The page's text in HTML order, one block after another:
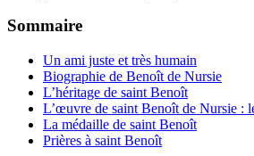
Sommaire
Un ami juste et très humain
Biographie de Benoît de Nursie
L’héritage de saint Benoît
L’œuvre de saint Benoît de Nursie :
La médaille de saint Benoît
Prières à saint Benoît